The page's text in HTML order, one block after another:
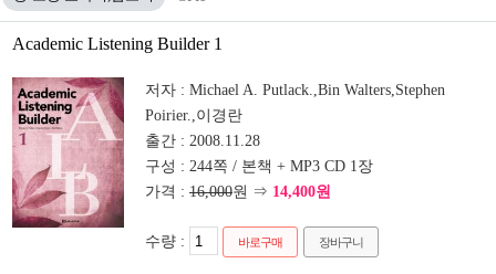
Academic Listening Builder 1
저자 : Michael A. Putlack.,Bin Walters,Stephen
Poirier.,이경란
출간 : 2008.11.28
구성 : 244쪽 / 본책 + MP3 CD 1장
가격 : 16,000원 ⇒ 14,400원
수량 : 바로구매 장바구니